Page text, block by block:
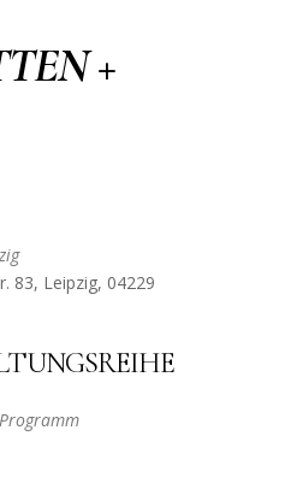
+
83, Leipzig, 04229